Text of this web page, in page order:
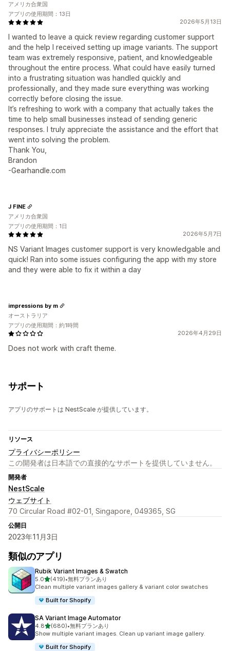
2026年5月13日
I wanted to leave a quick review regarding customer support
and the help I received setting up image variants. The support
team was extremely responsive, patient, and knowledgeable
throughout the entire process. What could have easily turned
into a frustrating situation was handled quickly and
professionally, and they made sure everything was working
correctly before closing the issue.
It’s refreshing to work with a company that actually takes the
time to help small businesses instead of sending generic
responses. I truly appreciate the assistance and the effort that
went into solving the problem.
Thank You,
Brandon
-Gearhandle.com
アメリカ合衆国
アプリの使用期間：13日
2026年5月7日
NS Variant Images customer support is very knowledgable and
quick! Ran into some issues configuring the app with my store
and they were able to fix it within a day
J FINE
アメリカ合衆国
アプリの使用期間：1日
2026年4月29日
Does not work with craft theme.
impressions by m
オーストラリア
アプリの使用期間：約1時間
サポート
アプリのサポートは NestScale が提供しています。
リソース
プライバシーポリシー
この開発者は日本語での直接的なサポートを提供していません。
開発者
NestScale
ウェブサイト
70 Circular Road #02-01, Singapore, 049365, SG
公開日
2023年11月3日
類似のアプリ
Rubik Variant Images & Swatch
5.05つ星中
(419)
合計レビュー数：419件
•無料プランあり
Clean multiple variant images gallery & variant color swatches
Built for Shopify
SA Variant Image Automator
4.85つ星中
(680)
合計レビュー数：680件
•無料プランあり
Show multiple variant images. Clean up variant image gallery.
Built for Shopify